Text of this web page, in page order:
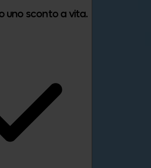
uno sconto a vita.